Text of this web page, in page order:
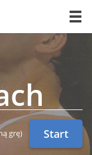
grę) Start